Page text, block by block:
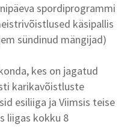
spordiprogrammi
käsipallis
sündinud mängijad)
kes on jagatud
karikavõistluste
esiliiga ja Viimsis teise
liigas kokku 8